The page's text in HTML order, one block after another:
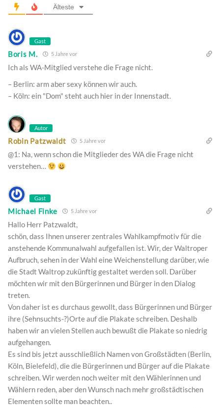
Älteste
Gast
Boris M. 5 Jahre vor
Ich als WA-Mitglied verstehe die Frage nicht.
– Berlin: arm aber sexy können wir auch.
– Köln: ein "Dom" steht auch hier in der Innenstadt.
Autor
Robin Patzwaldt 5 Jahre vor
@1: Na, wenn schon die Mitglieder des WA die Frage nicht
verstehen…
Gast
Michael Finke 5 Jahre vor
Hallo Herr Patzwaldt,
schön, dass Ihnen unserer zentrales Wahlkampfmotiv für die
anstehende Kommunalwahl aufgefallen ist. Wir, der Waltroper
Aufbruch, sehen in der Wahl eine Weichenstellung darüber, wie
die Stadt Waltrop zukünftig gestaltet werden soll. Darüber
möchten wir mit den Bürgerinnen und Bürger in den Dialog
treten.
Von daher ist es durchaus gewollt, dass Bürgerinnen und Bürger
ihre (Sehnsuchts-?)Orte auf die Plakate schreiben. Deshalb
haben wir an vielen Stellen auch bewußt die Plakate so niedrig
aufgehangen.
Es sind bis jetzt ausschließlich Namen von Großstädten (Berlin,
Köln, Bielefeld), die die Bürgerinnen und Bürger auf die Plakate
schreiben. Wir werden noch weiter mit den Wählerinnen und
Wählern reden, aber den Wunsch nach mehr großstädtischen
Elementen sollte man beachten..